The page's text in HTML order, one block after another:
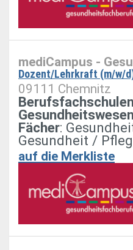
mediCampus -
Dozent/Lehrkraft (m/w/
09111 Chemnitz
Fächer:
Gesundheit /
auf die Merkliste